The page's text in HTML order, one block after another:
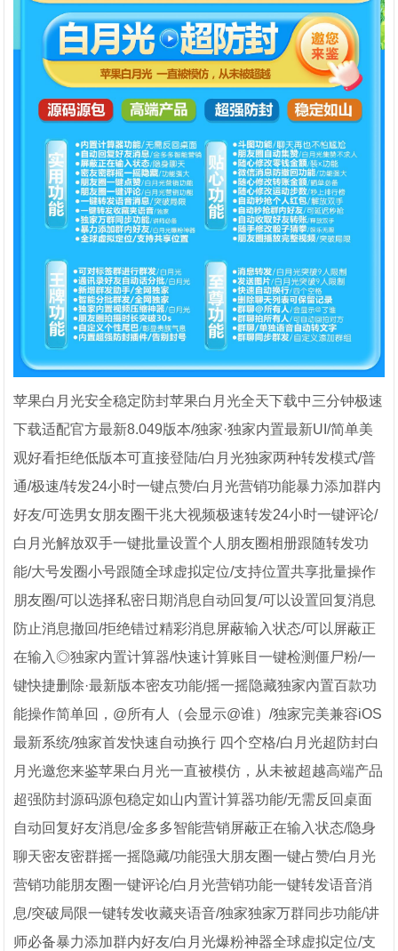
苹果白月光安全稳定防封苹果白月光全天下载中三分钟极速
下载适配官方最新8.049版本/独家·独家内置最新UI/简单美
观好看拒绝低版本可直接登陆/白月光独家两种转发模式/普
通/极速/转发24小时一键点赞/白月光营销功能暴力添加群内
好友/可选男女朋友圈干兆大视频极速转发24小时一键评论/
白月光解放双手一键批量设置个人朋友圈相册跟随转发功
能/大号发圈小号跟随全球虚拟定位/支持位置共享批量操作
朋友圈/可以选择私密日期消息自动回复/可以设置回复消息
防止消息撤回/拒绝错过精彩消息屏蔽输入状态/可以屏蔽正
在输入◎独家内置计算器/快速计算账目一键检测僵尸粉/一
键快捷删除·最新版本密友功能/摇一摇隐藏独家內置百款功
能操作简单回，@所有人（会显示@谁）/独家完美兼容iOS
最新系统/独家首发快速自动换行 四个空格/白月光超防封白
月光邀您来鉴苹果白月光一直被模仿，从未被超越高端产品
超强防封源码源包稳定如山内置计算器功能/无需反回桌面
自动回复好友消息/金多多智能营销屏蔽正在输入状态/隐身
聊天密友密群摇一摇隐藏/功能强大朋友圈一键占赞/白月光
营销功能朋友圈一键评论/白月光营销功能一键转发语音消
息/突破局限一键转发收藏夹语音/独家独家万群同步功能/讲
师必备暴力添加群内好友/白月光爆粉神器全球虚拟定位/支